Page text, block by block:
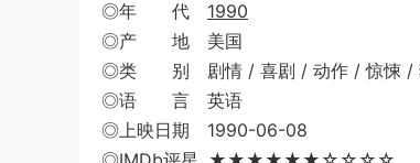
◎年 代 1990
◎产 地 美国
◎类 别 剧情 / 喜剧 / 动作 / 惊悚 /
◎语 言 英语
◎上映日期 1990-06-08